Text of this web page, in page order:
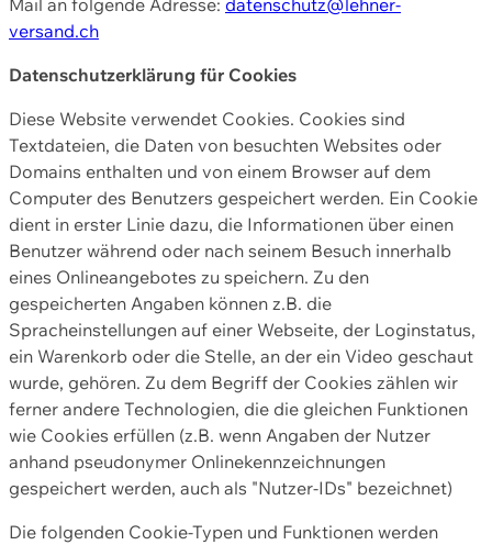
versand.ch
Datenschutzerklärung für Cookies
Diese Website verwendet Cookies. Cookies sind
Textdateien, die Daten von besuchten Websites oder
Domains enthalten und von einem Browser auf dem
Computer des Benutzers gespeichert werden. Ein Cookie
dient in erster Linie dazu, die Informationen über einen
Benutzer während oder nach seinem Besuch innerhalb
eines Onlineangebotes zu speichern. Zu den
gespeicherten Angaben können z.B. die
Spracheinstellungen auf einer Webseite, der Loginstatus,
ein Warenkorb oder die Stelle, an der ein Video geschaut
wurde, gehören. Zu dem Begriff der Cookies zählen wir
ferner andere Technologien, die die gleichen Funktionen
wie Cookies erfüllen (z.B. wenn Angaben der Nutzer
anhand pseudonymer Onlinekennzeichnungen
gespeichert werden, auch als "Nutzer-IDs" bezeichnet)
Die folgenden Cookie-Typen und Funktionen werden